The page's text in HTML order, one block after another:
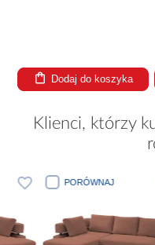
do koszyka Dodaj
Klienci, którzy
PORÓWNAJ